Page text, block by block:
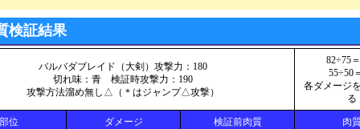
検証結果
バルバダブレイド（大剣）攻撃力：180
切れ味：青 検証時攻撃力：190
攻撃方法溜め無し△（＊はジャンプ△攻撃）
82÷75
55÷50
各ダメージ
る
部位 ダメージ 検証前肉質 肉